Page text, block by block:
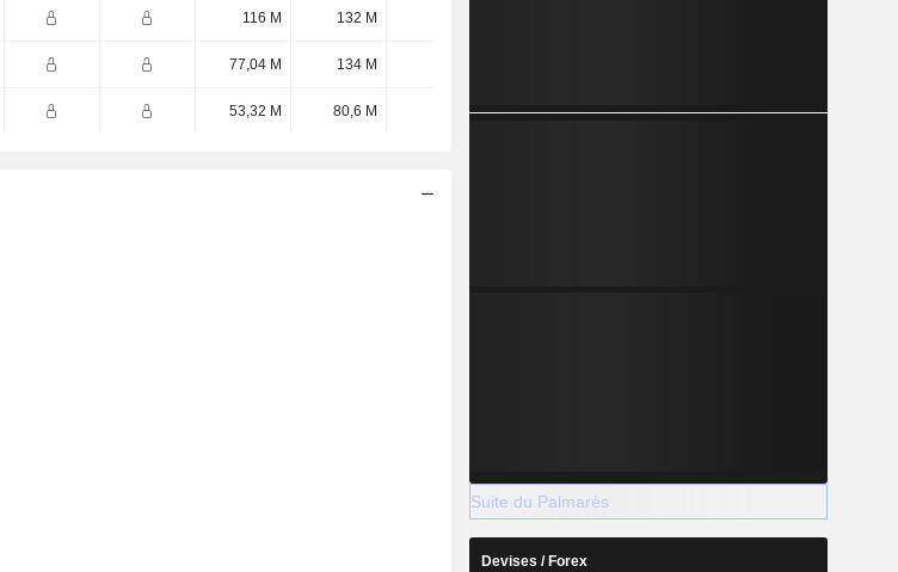
116 M 132 M
77,04 M 134 M
53,32 M 80,6 M 115 M 119 M 135 M
Suite du Palmarès
Devises / Forex